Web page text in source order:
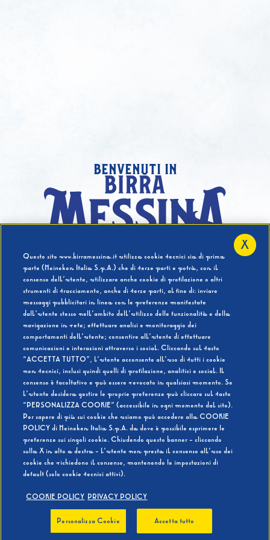
benvenuti in
Hai compiuto 18 Anni?
SI NO
BEVI RESPONSABILMENTE
Questo sito www.birramessina.it utilizza cookie tecnici sia di prima
parte (Heineken Italia S.p.A.) che di terze parti e potrà, con il
consenso dell’utente, utilizzare anche cookie di profilazione o altri
strumenti di tracciamento, anche di terze parti, al fine di: inviare
messaggi pubblicitari in linea con le preferenze manifestate
dall’utente stesso nell’ambito dell’utilizzo delle funzionalità e della
navigazione in rete; effettuare analisi e monitoraggio dei
comportamenti dell’utente; consentire all’utente di effettuare
comunicazioni e interazioni attraverso i social. Cliccando sul tasto
“ACCETTA TUTTO”, l’utente acconsente all’uso di tutti i cookie
non tecnici, inclusi quindi quelli di profilazione, analitici e social. Il
consenso è facoltativo e può essere revocato in qualsiasi momento. Se
l’utente desidera gestire le proprie preferenze può cliccare sul tasto
“PERSONALIZZA COOKIE” (accessibile in ogni momento dal sito).
Per sapere di più sui cookie che usiamo può accedere alla COOKIE
POLICY di Heineken Italia S.p.A. da dove è possibile esprimere le
preferenze sui singoli cookie. Chiudendo questo banner - cliccando
sulla X in alto a destra - l’utente non presta il consenso all’uso dei
cookie che richiedono il consenso, mantenendo le impostazioni di
default (solo cookie tecnici attivi).
COOKIE POLICY PRIVACY POLICY
Personalizza Cookie Accetta tutto
X